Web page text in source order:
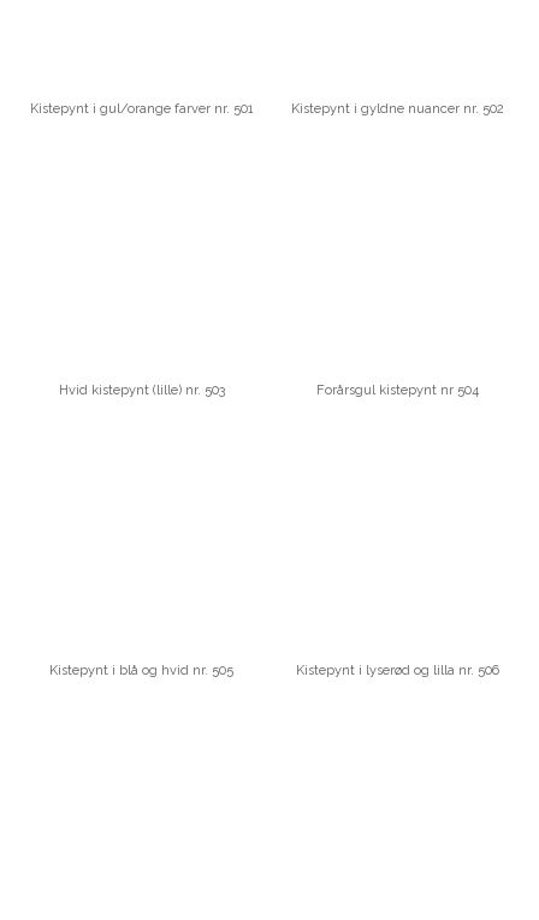
Kistepynt i gul/orange farver nr. 501 Kistepynt i gyldne nuancer nr. 502
Hvid kistepynt (lille) nr. 503 Forårsgul kistepynt nr 504
Kistepynt i blå og hvid nr. 505 Kistepynt i lyserød og lilla nr. 506